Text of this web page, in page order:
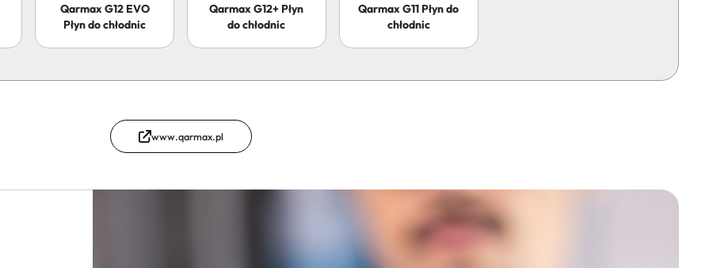
Qarmax G12 EVO
Płyn do chłodnic
Qarmax G12+ Płyn
do chłodnic
Qarmax G11 Płyn do
chłodnic
www.qarmax.pl